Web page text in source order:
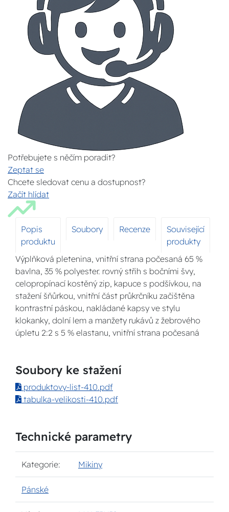
Potřebujete s něčím poradit?
Zeptat se
Chcete sledovat cenu a dostupnost?
Začít hlídat
Popis
produktu
Soubory Recenze
Související
produkty
Výplňková pletenina, vnitřní strana počesaná 65 %
bavlna, 35 % polyester. rovný střih s bočními švy,
celopropínací kostěný zip, kapuce s podšívkou, na
stažení šňůrkou, vnitřní část průkrčníku začištěna
kontrastní páskou, nakládané kapsy ve stylu
klokanky, dolní lem a manžety rukávů z žebrového
úpletu 2:2 s 5 % elastanu, vnitřní strana počesaná
Soubory ke stažení
produktovy-list-410.pdf
tabulka-velikosti-410.pdf
Technické parametry
Kategorie: Mikiny
Pánské